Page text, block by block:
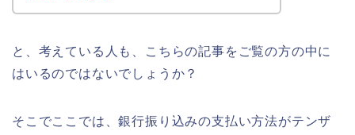
と、考えている人も、こちらの記事をご覧の方の中に
はいるのではないでしょうか？
そこでここでは、銀行振り込みの支払い方法がテンザ